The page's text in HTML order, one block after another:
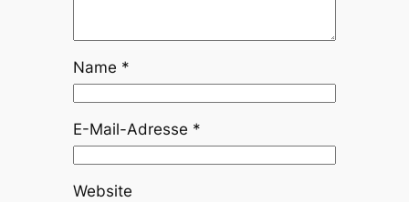
Name *
E-Mail-Adresse *
Website